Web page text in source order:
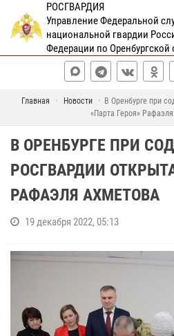
РОСГВАРДИЯ
Управление Федеральной
национальной гвардии
Федерации по Оренбургской
Главная Новости
В Оренбурге при
«Парта Героя»
В ОРЕНБУРГЕ ПРИ
РОСГВАРДИИ
РАФАЭЛЯ АХМЕТОВА
19 декабря 2022, 05:13